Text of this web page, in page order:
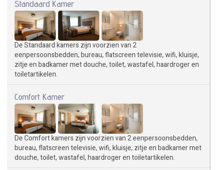
Standaard Kamer
De Standaard kamers zijn voorzien van 2
eenpersoonsbedden, bureau, flatscreen televisie, wifi, kluisje,
zitje en badkamer met douche, toilet, wastafel, haardroger en
toiletartikelen.
Comfort Kamer
De Comfort kamers zijn voorzien van 2 eenpersoonsbedden,
bureau, flatscreen televisie, wifi, kluisje, zitje en badkamer met
douche, toilet, wastafel, haardroger en toiletartikelen.